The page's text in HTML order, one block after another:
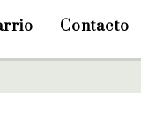
Contacto